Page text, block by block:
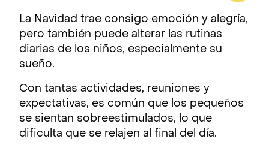
La Navidad trae consigo emoción y alegría,
pero también puede alterar las rutinas
diarias de los niños, especialmente su
sueño.
Con tantas actividades, reuniones y
expectativas, es común que los pequeños
se sientan sobreestimulados, lo que
dificulta que se relajen al final del día.